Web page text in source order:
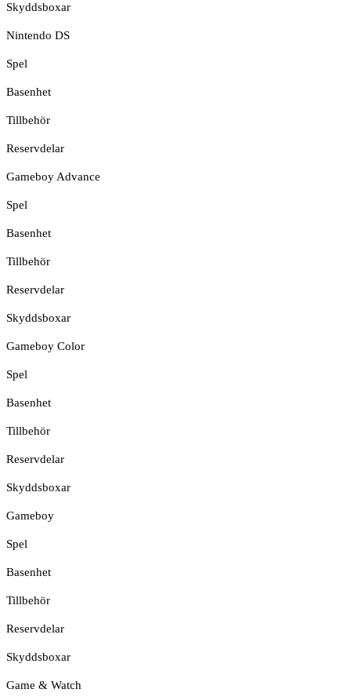
Skyddsboxar
Nintendo DS
Spel
Basenhet
Tillbehör
Reservdelar
Gameboy Advance
Spel
Basenhet
Tillbehör
Reservdelar
Skyddsboxar
Gameboy Color
Spel
Basenhet
Tillbehör
Reservdelar
Skyddsboxar
Gameboy
Spel
Basenhet
Tillbehör
Reservdelar
Skyddsboxar
Game & Watch